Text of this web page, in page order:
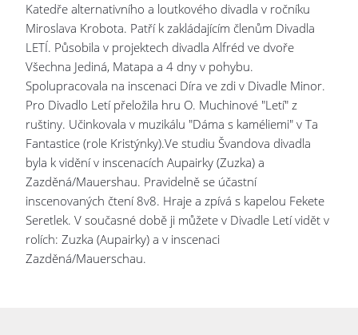
Katedře alternativního a loutkového divadla v ročníku
Miroslava Krobota. Patří k zakládajícím členům Divadla
LETÍ. Působila v projektech divadla Alfréd ve dvoře
Všechna Jediná, Matapa a 4 dny v pohybu.
Spolupracovala na inscenaci Díra ve zdi v Divadle Minor.
Pro Divadlo Letí přeložila hru O. Muchinové "Letí" z
ruštiny. Učinkovala v muzikálu "Dáma s kaméliemi" v Ta
Fantastice (role Kristýnky).Ve studiu Švandova divadla
byla k vidění v inscenacích Aupairky (Zuzka) a
Zazděná/Mauershau. Pravidelně se účastní
inscenovaných čtení 8v8. Hraje a zpívá s kapelou Fekete
Seretlek. V současné době ji můžete v Divadle Letí vidět v
rolích: Zuzka (Aupairky) a v inscenaci
Zazděná/Mauerschau.